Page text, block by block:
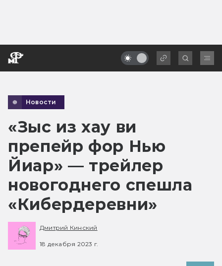
Новости
«Зыс из хау ви
препейр фор Нью
Йиар» — трейлер
новогоднего спешла
«Кибердеревни»
Дмитрий Кинский
18 декабря 2023 г.